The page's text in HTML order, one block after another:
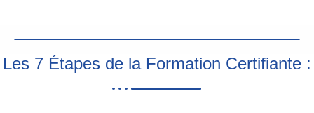
Les 7 Étapes de la Formation Certifiante :